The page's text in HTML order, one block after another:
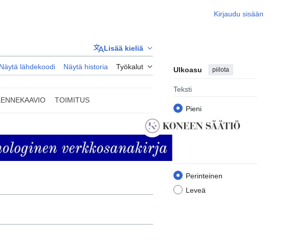
Kirjaudu sisään
Lisää kieliä
Näytä lähdekoodi Näytä historia Työkalut Ulkoasu piilota
Teksti
Pieni
Perinteinen
Perinteinen
Leveä
TOIMITUS